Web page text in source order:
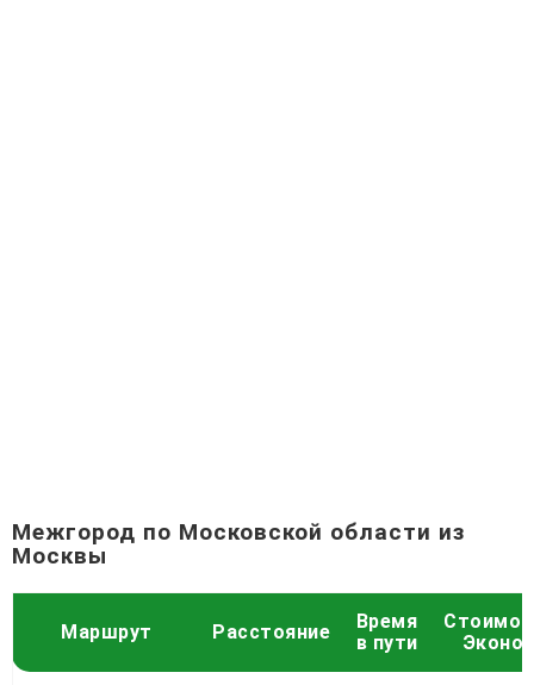
Межгород по Московской области из
Москвы
Маршрут Расстояние
Время
в пути